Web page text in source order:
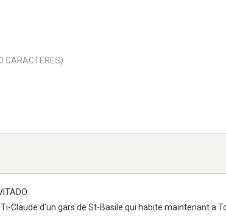
Claude d'un gars de St-Basile qui habite maintenant a